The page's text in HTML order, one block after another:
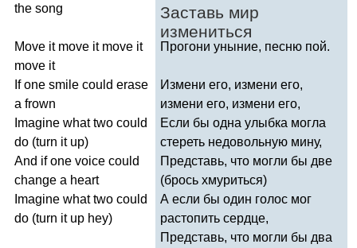
the song
Move it move it move it
move it
If one smile could erase
a frown
Imagine what two could
do (turn it up)
And if one voice could
change a heart
Imagine what two could
do (turn it up hey)
Заставь мир
измениться
Прогони уныние, песню пой.
Измени его, измени его,
измени его, измени его,
Если бы одна улыбка могла
стереть недовольную мину,
Представь, что могли бы две
(брось хмуриться)
А если бы один голос мог
растопить сердце,
Представь, что могли бы два